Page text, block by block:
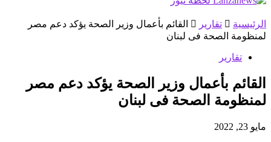
الرئيسية تقارير
القائم بأعمال وزير الصحة يؤكد دعم مصر
لمنظومة الصحة فى لبنان
تقارير
القائم بأعمال وزير الصحة يؤكد دعم مصر
لمنظومة الصحة فى لبنان
مايو 23, 2022